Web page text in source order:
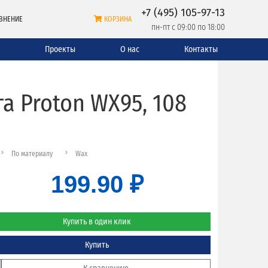
КОРЗИНА +7 (495) 105-97-13
пн-пт с 09:00 по 18:00
Проекты О нас Контакты
Proton WX95, 108
По материалу Wax
199.90 ₽
Купить в один клик
Купить